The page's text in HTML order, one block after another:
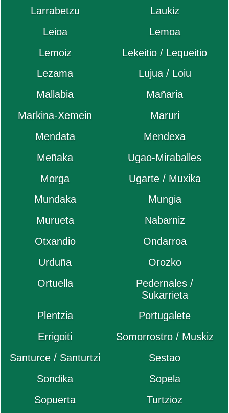
Larrabetzu
Laukiz
Leioa
Lemoa
Lemoiz
Lekeitio / Lequeitio
Lezama
Lujua / Loiu
Mallabia
Mañaria
Markina-Xemein
Maruri
Mendata
Mendexa
Meñaka
Ugao-Miraballes
Morga
Ugarte / Muxika
Mundaka
Mungia
Murueta
Nabarniz
Otxandio
Ondarroa
Urduña
Orozko
Ortuella
Pedernales /
Sukarrieta
Plentzia
Portugalete
Errigoiti
Somorrostro / Muskiz
Santurce / Santurtzi
Sestao
Sondika
Sopela
Sopuerta
Turtzioz